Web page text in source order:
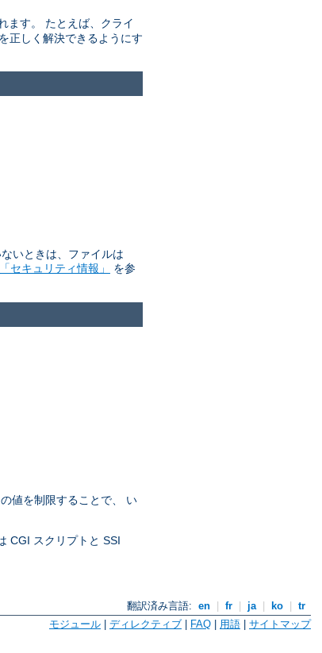
ます。 たとえば、クライ
正しく解決できるようにす
いときは、ファイルは
「セキュリティ情報」
を参
値を制限することで、 い
CGI スクリプトと SSI
翻訳済み言語: en fr ja ko
tr
モジュール ディレクティブ FAQ 用語 サイトマップ